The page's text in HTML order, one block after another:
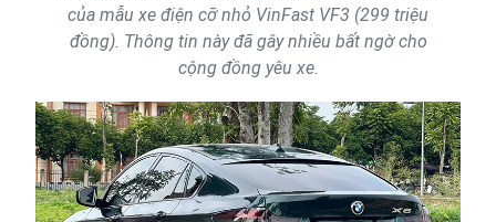
của mẫu xe điện cỡ nhỏ VinFast VF3 (299 triệu
đồng). Thông tin này đã gây nhiều bất ngờ cho
cộng đồng yêu xe.